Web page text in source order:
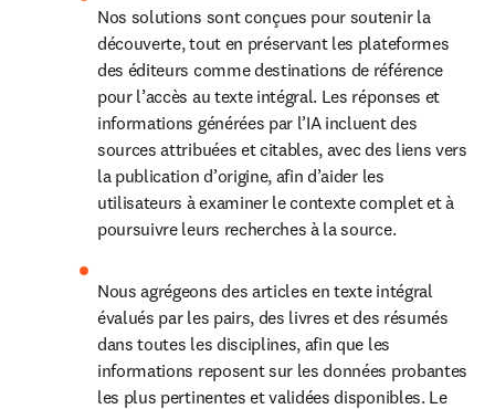
Nos solutions sont conçues pour soutenir la
découverte, tout en préservant les plateformes
des éditeurs comme destinations de référence
pour l’accès au texte intégral. Les réponses et
informations générées par l’IA incluent des
sources attribuées et citables, avec des liens vers
la publication d’origine, afin d’aider les
utilisateurs à examiner le contexte complet et à
poursuivre leurs recherches à la source.
Nous agrégeons des articles en texte intégral
évalués par les pairs, des livres et des résumés
dans toutes les disciplines, afin que les
informations reposent sur les données probantes
les plus pertinentes et validées disponibles. Le